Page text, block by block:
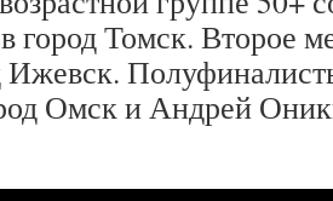
город Томск. Второе
Ижевск.
Омск и Андрей